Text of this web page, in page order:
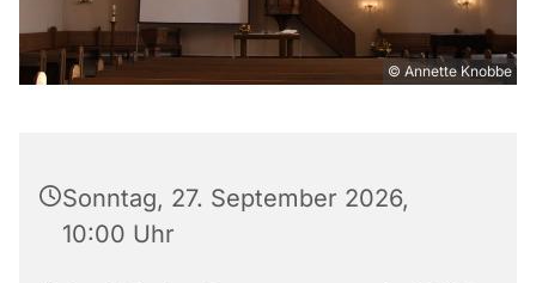
© Annette Knobbe
Sonntag, 27. September 2026,
10:00 Uhr